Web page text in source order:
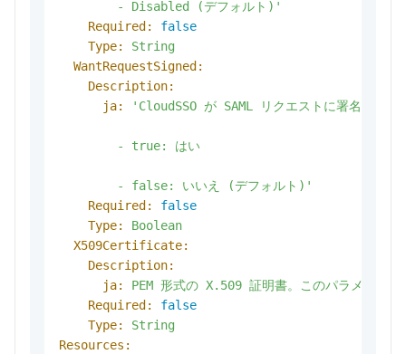
        - Disabled (デフォルト)'
Required:
false
Type:
String
WantRequestSigned:
Description:
ja:
'CloudSSO が SAML リクエストに署名する必
        - true: はい
        - false: いいえ (デフォルト)'
Required:
false
Type:
Boolean
X509Certificate:
Description:
ja:
PEM 形式の X.509 証明書。このパラメータ
Required:
false
Type:
String
Resources: